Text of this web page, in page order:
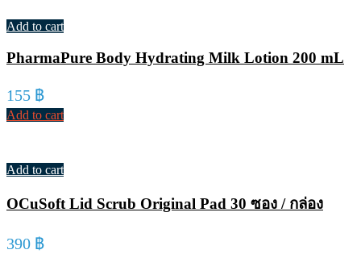
Add to cart
PharmaPure Body Hydrating Milk Lotion 200 mL
155 ฿
Add to cart
Add to cart
OCuSoft Lid Scrub Original Pad 30 ซอง / กล่อง
390 ฿